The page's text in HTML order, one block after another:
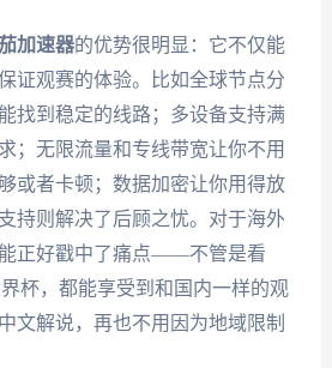
加速器的优势很明显：它不仅能
证观赛的体验。比如全球节点分
找到稳定的线路；多设备支持满
；无限流量和专线带宽让你不用
或者卡顿；数据加密让你用得放
持则解决了后顾之忧。对于海外
正好戳中了痛点——不管是看
杯，都能享受到和国内一样的观
文解说，再也不用因为地域限制